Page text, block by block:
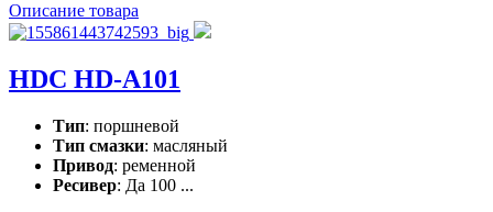
Описание товара
HDC HD-A101
Тип: поршневой
Тип смазки: масляный
Привод: ременной
Ресивер: Да 100 ...